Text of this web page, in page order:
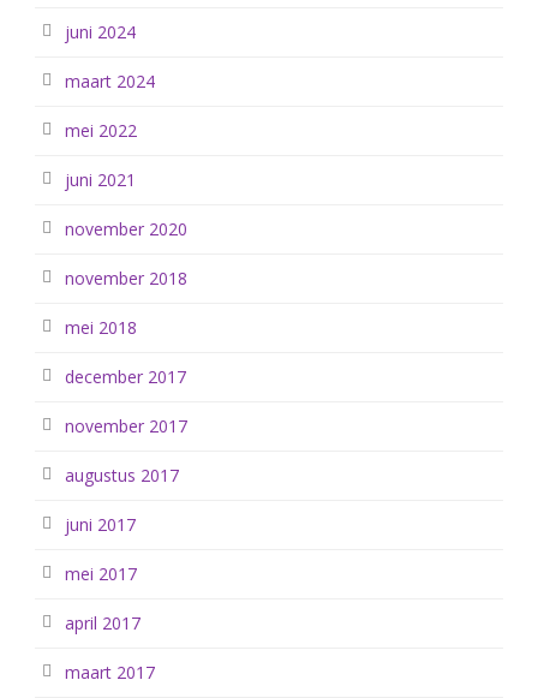
juni 2024
maart 2024
mei 2022
juni 2021
november 2020
november 2018
mei 2018
december 2017
november 2017
augustus 2017
juni 2017
mei 2017
april 2017
maart 2017